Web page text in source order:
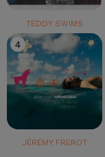
TEDDY SWIMS
4
JÉRÉMY FREROT